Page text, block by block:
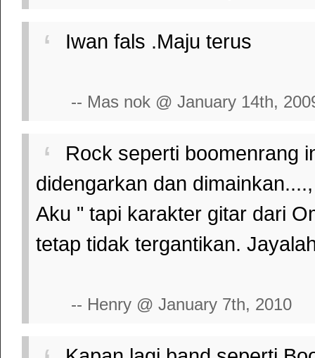
Iwan fals .Maju terus
-- Mas nok @ January 14th,
Rock seperti boomenrang
didengarkan dan
Aku " tapi karakter gitar dari
tetap tidak tergantikan.
-- Henry @ January 7th, 2010